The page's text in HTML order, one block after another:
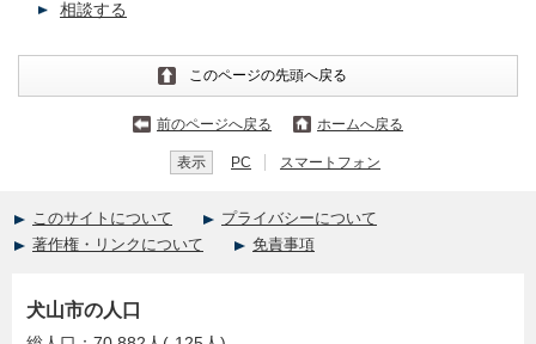
相談する
このページの先頭へ戻る
前のページへ戻る ホームへ戻る
表示 PC スマートフォン
このサイトについて
プライバシーについて
著作権・リンクについて
免責事項
犬山市の人口